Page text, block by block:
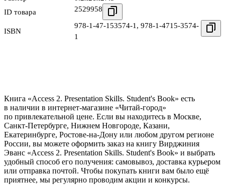
ID товара
2529958
ISBN
978-1-47-153574-1, 978-1-4715-3574-
1
Книга «Access 2. Presentation Skills. Student's Book» есть
в наличии в интернет-магазине «Читай-город»
по привлекательной цене. Если вы находитесь в Москве,
Санкт-Петербурге, Нижнем Новгороде, Казани,
Екатеринбурге, Ростове-на-Дону или любом другом регионе
России, вы можете оформить заказ на книгу Вирджиния
Эванс «Access 2. Presentation Skills. Student's Book» и выбрать
удобный способ его получения: самовывоз, доставка курьером
или отправка почтой. Чтобы покупать книги вам было ещё
приятнее, мы регулярно проводим акции и конкурсы.